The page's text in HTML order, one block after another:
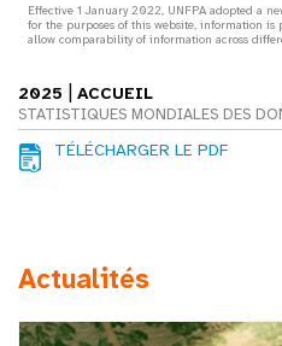
Effective 1 January 2022, UNFPA adopted a
for the purposes of this website, information is
allow comparability of information across
2025 | ACCUEIL
STATISTIQUES MONDIALES DES
TÉLÉCHARGER LE PDF
Actualités